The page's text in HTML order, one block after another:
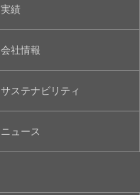
実績
会社情報
サステナビリティ
ニュース